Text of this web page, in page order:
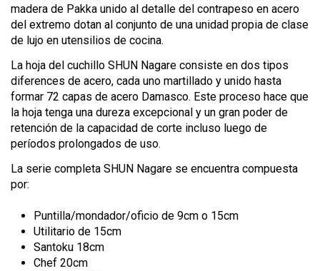
madera de Pakka unido al detalle del contrapeso en acero
del extremo dotan al conjunto de una unidad propia de clase
de lujo en utensilios de cocina.
La hoja del cuchillo SHUN Nagare consiste en dos tipos
diferences de acero, cada uno martillado y unido hasta
formar 72 capas de acero Damasco. Este proceso hace que
la hoja tenga una dureza excepcional y un gran poder de
retención de la capacidad de corte incluso luego de
períodos prolongados de uso.
La serie completa SHUN Nagare se encuentra compuesta
por:
Puntilla/mondador/oficio de 9cm o 15cm
Utilitario de 15cm
Santoku 18cm
Chef 20cm